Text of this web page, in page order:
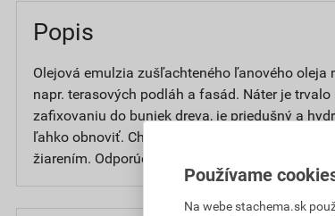
Popis
Olejová emulzia zušľachteného ľanového oleja
napr. terasových podláh a fasád. Náter je
zafixovaniu do buniek dreva, je priedušný a
ľahko obnoviť. Chráni drevo pred účinkami
žiarením. Odporúča sa predúprava prípravkom
Používame
Na webe stachema.sk